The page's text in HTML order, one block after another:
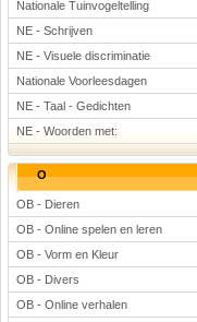
Nationale Tuinvogeltelling
NE - Schrijven
NE - Visuele discriminatie
Nationale Voorleesdagen
NE - Taal - Gedichten
NE - Woorden met:
O
OB - Dieren
OB - Online spelen en leren
OB - Vorm en Kleur
OB - Divers
OB - Online verhalen